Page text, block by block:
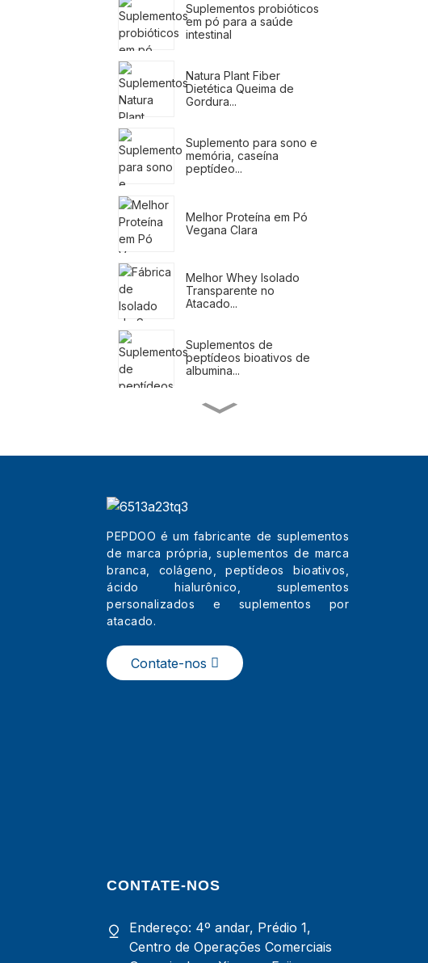
Suplementos probióticos
em pó para a saúde
intestinal
Natura Plant Fiber
Dietética Queima de
Gordura...
Suplemento para sono e
memória, caseína
peptídeo...
Melhor Proteína em Pó
Vegana Clara
Melhor Whey Isolado
Transparente no
Atacado...
Suplementos de
peptídeos bioativos de
albumina...
Shakes substitutos de
para perda de peso
Melhores Tripeptídeos
de Beleza no Atacado
Col...
Sachês de pó de
PEPDOO é um fabricante de suplementos
de marca própria, suplementos de marca
branca, colágeno, peptídeos bioativos,
ácido hialurônico, suplementos
personalizados e suplementos por
atacado.
Contate-nos
CONTATE-NOS
Endereço: 4º andar, Prédio 1,
Centro de Operações Comerciais